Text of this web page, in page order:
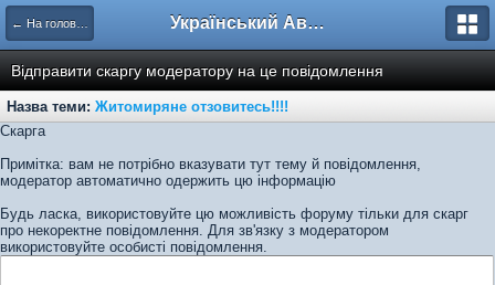
← На головну Український Автоклуб ВАЗ
Відправити скаргу модератору на це повідомлення
Назва теми: Житомиряне отзовитесь!!!!
Скарга
Примітка: вам не потрібно вказувати тут тему й повідомлення,
модератор автоматично одержить цю інформацію
Будь ласка, використовуйте цю можливість форуму тільки для скарг
про некоректне повідомлення. Для зв'язку з модератором
використовуйте особисті повідомлення.